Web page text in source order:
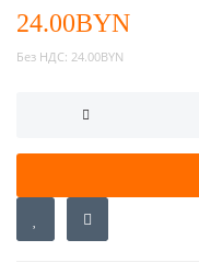
24.00BYN
Без НДС: 24.00BYN